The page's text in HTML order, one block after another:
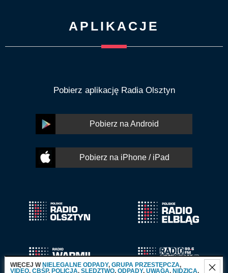
APLIKACJE
Pobierz aplikację Radia Olsztyn
Pobierz na Android
Pobierz na iPhone / iPad
WIĘCEJ W NIELEGALNE ODPADY, GRUPA PRZESTĘPCZA,
VIDEO, CBŚP, POLICJA, SLEDZTWO, ODPADY, UWAGA, NIDZICA,